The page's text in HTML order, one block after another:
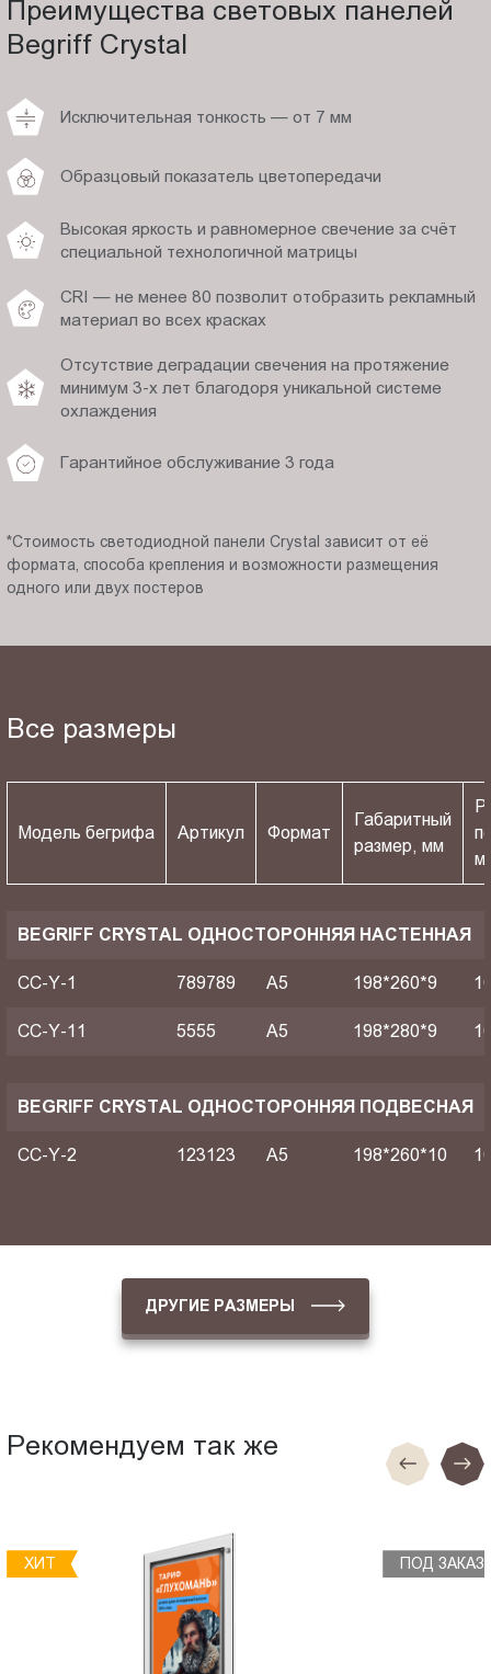
Преимущества световых панелей
Begriff Crystal
Исключительная тонкость — от 7 мм
Образцовый показатель цветопередачи
Высокая яркость и равномерное свечение за счёт
специальной технологичной матрицы
CRI — не менее 80 позволит отобразить рекламный
материал во всех красках
Отсутствие деградации свечения на протяжение
минимум 3-х лет благодоря уникальной системе
охлаждения
Гарантийное обслуживание 3 года
*Стоимость светодиодной панели Crystal зависит от её
формата, способа крепления и возможности размещения
одного или двух постеров
Все размеры
Модель бегрифа Артикул Формат
Габаритный
размер, мм
BEGRIFF CRYSTAL ОДНОСТОРОННЯЯ НАСТЕННАЯ
CC-Y-1 789789 A5 198*260*9
CC-Y-11 5555 A5 198*280*9
BEGRIFF CRYSTAL ОДНОСТОРОННЯЯ ПОДВЕСНАЯ
CC-Y-2 123123 A5 198*260*10
ДРУГИЕ РАЗМЕРЫ
Рекомендуем так же
ХИТ ПОД ЗАКАЗ